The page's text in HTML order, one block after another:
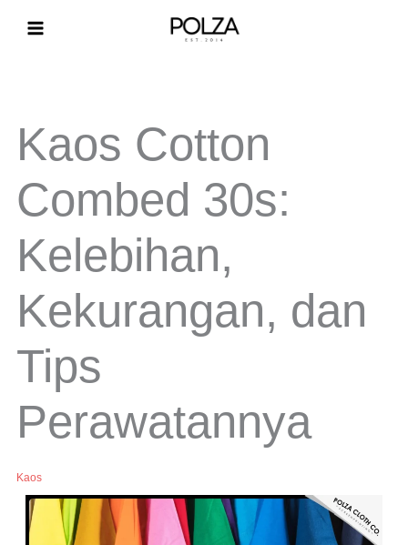
Kaos Cotton
Combed 30s:
Kelebihan,
Kekurangan, dan
Tips
Perawatannya
Kaos